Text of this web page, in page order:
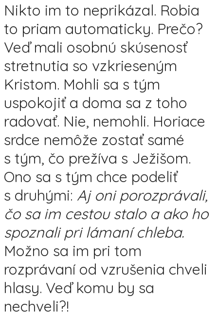
Nikto im to neprikázal. Robia
to priam automaticky. Prečo?
Veď mali osobnú skúsenosť
stretnutia so vzkrieseným
Kristom. Mohli sa s tým
uspokojiť a doma sa z toho
radovať. Nie, nemohli. Horiace
srdce nemôže zostať samé
s tým, čo prežíva s Ježišom.
Ono sa s tým chce podeliť
s druhými: Aj oni porozprávali,
čo sa im cestou stalo a ako ho
spoznali pri lámaní chleba.
Možno sa im pri tom
rozprávaní od vzrušenia chveli
hlasy. Veď komu by sa
nechveli?!